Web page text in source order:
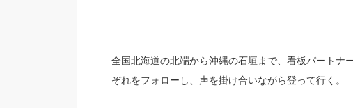
全国北海道の北端から沖縄の石垣まで、 看板パートナ
ぞれをフォローし、 声を掛け合いながら登って行く。